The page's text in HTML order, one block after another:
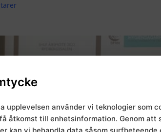
upplevelsen använder vi teknologier som
åtkomst till enhetsinformation. Genom att
kan vi behandla data såsom surfbeteende